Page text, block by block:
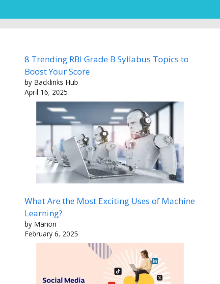
8 Trending RBI Grade B Syllabus Topics to
Boost Your Score
by Backlinks Hub
April 16, 2025
What Are the Most Exciting Uses of Machine
Learning?
by Marion
February 6, 2025